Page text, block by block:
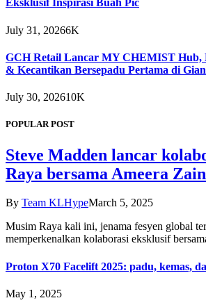
Eksklusif Inspirasi Buah Pic
July 31, 20266K
GCH Retail Lancar MY CHEMIST Hub,
& Kecantikan Bersepadu Pertama di
July 30, 202610K
POPULAR POST
Steve Madden lancar
Raya bersama Ameera
By Team KLHypeMarch 5, 2025
Musim Raya kali ini, jenama fesyen global
memperkenalkan kolaborasi eksklusif
Proton X70 Facelift 2025: padu, kemas,
May 1, 2025